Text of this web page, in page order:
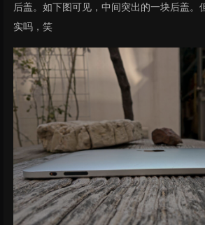
后盖。如下图可见，中间突出的一块后盖。
实吗，笑